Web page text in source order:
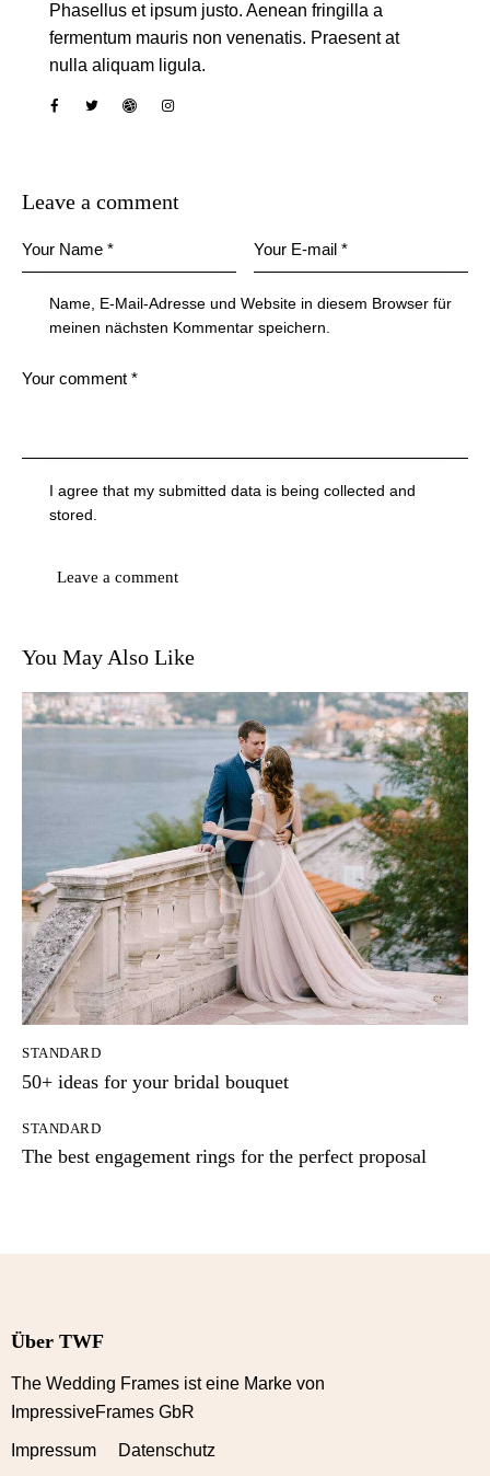
Phasellus et ipsum justo. Aenean fringilla a
fermentum mauris non venenatis. Praesent at
nulla aliquam ligula.
Leave a comment
Name, E-Mail-Adresse und Website in diesem Browser für
meinen nächsten Kommentar speichern.
I agree that my submitted data is being collected and
stored.
You May Also Like
STANDARD
50+ ideas for your bridal bouquet
STANDARD
The best engagement rings for the perfect proposal
Über TWF
The Wedding Frames ist eine Marke von
ImpressiveFrames GbR
Impressum Datenschutz